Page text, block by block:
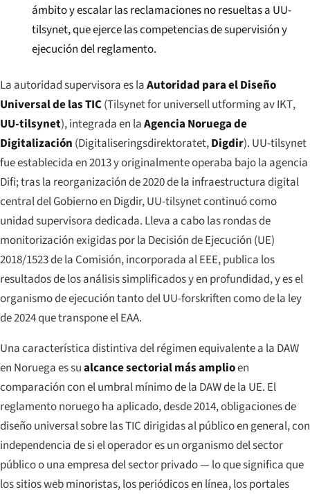
ámbito y escalar las reclamaciones no resueltas a UU-
tilsynet, que ejerce las competencias de supervisión y
ejecución del reglamento.
La autoridad supervisora es laAutoridad para el Diseño
Universal de las TIC(Tilsynet for universell utforming av IKT,
UU-tilsynet), integrada en laAgencia Noruega de
Digitalización (Digitaliseringsdirektoratet,Digdir). UU-tilsynet
fue establecida en 2013 y originalmente operaba bajo la agencia
Difi; tras la reorganización de 2020 de la infraestructura digital
central del Gobierno en Digdir, UU-tilsynet continuó como
unidad supervisora dedicada. Lleva a cabo las rondas de
monitorización exigidas por la Decisión de Ejecución (UE)
2018/1523 de la Comisión, incorporada al EEE, publica los
resultados de los análisis simplificados y en profundidad, y es el
organismo de ejecución tanto del UU-forskriften como de la ley
de 2024 que transpone el EAA.
Una característica distintiva del régimen equivalente a la DAW
en Noruega es sualcance sectorial más amplioen
comparación con el umbral mínimo de la DAW de la UE. El
reglamento noruego ha aplicado, desde 2014, obligaciones de
diseño universal sobre las TIC dirigidas al público en general, con
independencia de si el operador es un organismo del sector
público o una empresa del sector privado — lo que significa que
los sitios web minoristas, los periódicos en línea, los portales